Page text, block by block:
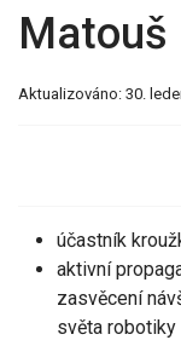
Matouš
Aktualizováno: 30.
účastník
aktivní
zasvěcení
světa robotiky